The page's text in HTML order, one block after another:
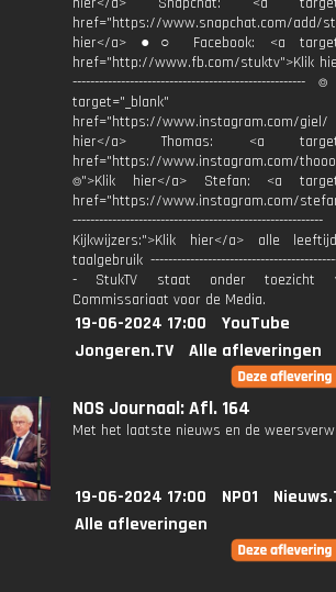
href="https://www.snapchat.com/add/
hier</a> ●○ Facebook: <a
href="http://www.fb.com/stuktv">Klik
-----------------------------------------------------
target="_blank"
href="https://www.instagram.com/
hier</a> Thomas: <a
href="https://www.instagram.com/
⌾">Klik hier</a> Stefan: <a
href="https://www.instagram.com/
---------------------------------------------------------
Kijkwijzers:">Klik hier</a> alle
taalgebruik
- StukTV staat onder toezicht
Commissariaat voor de Media.
19-06-2024 17:00
YouTube
Jongeren.TV
Alle afleveringen
NOS Journaal: Afl. 164
Met het laatste nieuws en de
19-06-2024 17:00 NPO1
Alle afleveringen